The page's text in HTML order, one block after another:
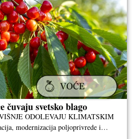
čuvaju svetsko blago
ODOLEVAJU KLIMATSKIM
modernizacija poljoprivrede i